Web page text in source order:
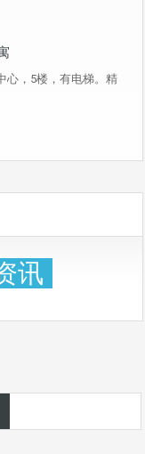
心，5楼，有电梯。精
讯